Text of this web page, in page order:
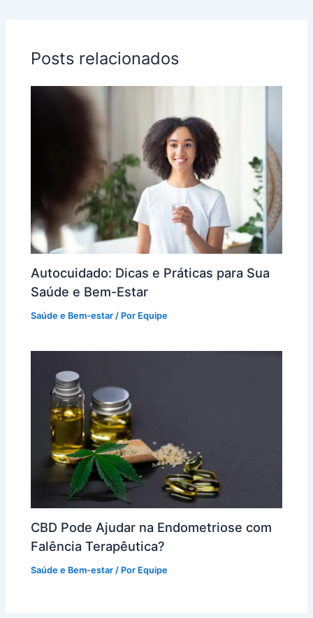
Posts relacionados
Autocuidado: Dicas e Práticas para Sua
Saúde e Bem-Estar
Saúde e Bem-estar / Por Equipe
CBD Pode Ajudar na Endometriose com
Falência Terapêutica?
Saúde e Bem-estar / Por Equipe